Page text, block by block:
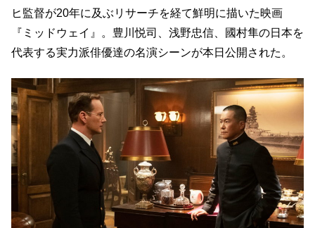
ヒ監督が20年に及ぶリサーチを経て鮮明に描いた映画
『ミッドウェイ』。豊川悦司、浅野忠信、國村隼の日本を
代表する実力派俳優達の名演シーンが本日公開された。